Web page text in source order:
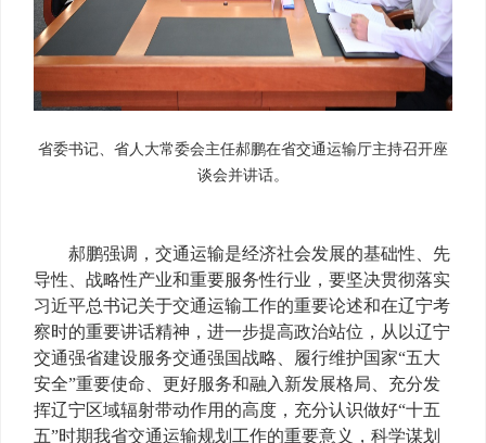
省委书记、省人大常委会主任郝鹏在省交通运输厅主持召开座
谈会并讲话。
郝鹏强调，交通运输是经济社会发展的基础性、先
导性、战略性产业和重要服务性行业，要坚决贯彻落实
习近平总书记关于交通运输工作的重要论述和在辽宁考
察时的重要讲话精神，进一步提高政治站位，从以辽宁
交通强省建设服务交通强国战略、履行维护国家“五大
安全”重要使命、更好服务和融入新发展格局、充分发
挥辽宁区域辐射带动作用的高度，充分认识做好“十五
五”时期我省交通运输规划工作的重要意义，科学谋划